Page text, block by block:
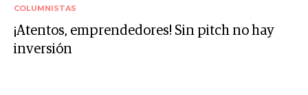
COLUMNISTAS
¡Atentos, emprendedores! Sin pitch no hay
inversión